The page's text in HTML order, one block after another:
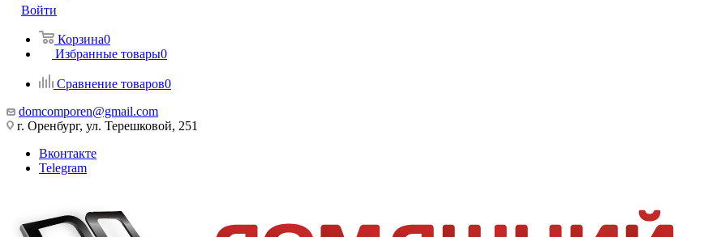
Войти
Корзина0
Избранные товары0
Сравнение товаров0
domcomporen@gmail.com
г. Оренбург, ул. Терешковой, 251
Вконтакте
Telegram